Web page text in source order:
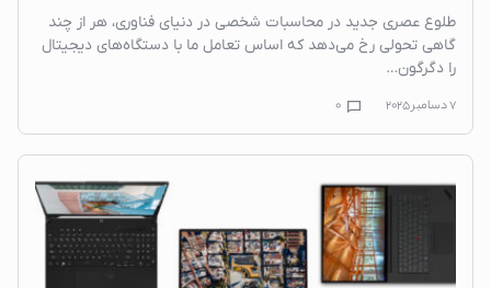
طلوع عصری جدید در محاسبات شخصی در دنیای فناوری، هر از چند
گاهی تحولی رخ می‌دهد که اساس تعامل ما با دستگاه‌های دیجیتال
را دگرگون…
7 دسامبر 2025 0